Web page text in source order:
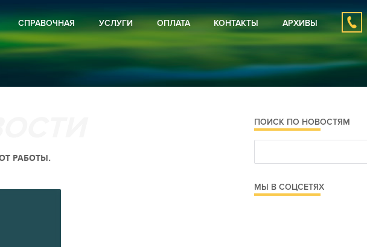
РОССИИ
ОБЪЯВЛЕНИЯ
ПРОЗА
СПРАВОЧНАЯ
УСЛУГИ
РЕКЛАМА
ОПЛАТА КОНТАКТЫ
АРХИВЫ
АРХИВ ГАЗЕТЫ
АРХИВ НОВОСТЕЙ
РАБОТЫ.
ПОИСК ПО НОВОСТЯМ
МЫ В СОЦСЕТЯХ